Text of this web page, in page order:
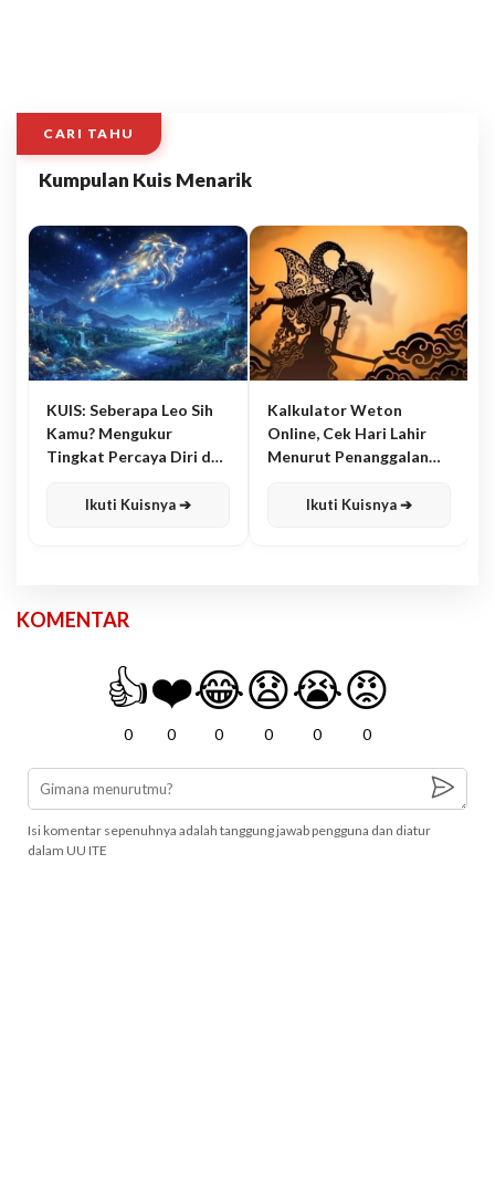
CARI TAHU
Kumpulan Kuis Menarik
KUIS: Seberapa Leo Sih
Kamu? Mengukur
Tingkat Percaya Diri dan
Ikuti Kuisnya ➔
Kalkulator Weton
Online, Cek Hari Lahir
Menurut Penanggalan
Ikuti Kuisnya ➔
KOMENTAR
👍
0
❤️
0
😂
0
😧
0
😭
0
😡
0
Isi komentar sepenuhnya adalah tanggung jawab pengguna dan diatur
dalam UU ITE